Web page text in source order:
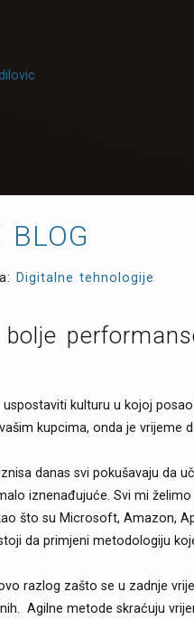
BLOG
Digitalne tehnologije
bolje
kulturu u kojoj
kupcima, onda je vrijeme
danas svi pokušavaju da
iznenađujuće. Svi mi
što su Microsoft, Amazon,
da primjeni metodologiju
razlog zašto se u zadnje
Agilne metode skraćuju